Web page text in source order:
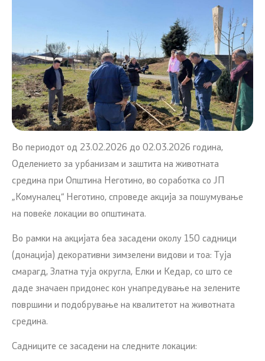
Во периодот од 23.02.2026 до 02.03.2026 година,
Оделението за урбанизам и заштита на животната
средина при Општина Неготино, во соработка со ЈП
„Комуналец“ Неготино, спроведе акција за пошумување
на повеќе локации во општината.
Во рамки на акцијата беа засадени околу 150 садници
(донација) декоративни зимзелени видови и тоа: Туја
смарагд, Златна туја округла, Елки и Кедар, со што се
даде значаен придонес кон унапредување на зелените
површини и подобрување на квалитетот на животната
средина.
Садниците се засадени на следните локации: